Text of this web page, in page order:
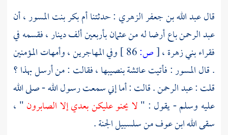
قالعبد الله بن جعفر الزهري : حدثتناأم بكر بنت المسور، أن
عبد الرحمنباع أرضا له منعثمانبأربعين ألف دينار ، فقسمه في
فقراءبني زهرة،[ص: وفيالمهاجرين، وأمهات المؤمنين
. قالالمسور: فأتيتعائشةبنصيبها ، فقالت : من أرسل بهذا ؟
قلت :عبد الرحمن. قالت : أما إني سمعت رسول الله - صلى الله
عليه وسلم - يقول : "لا يحنو عليكن بعدي إلا الصابرون" ،
سقى اللهابن عوفمن سلسبيل الجنة .